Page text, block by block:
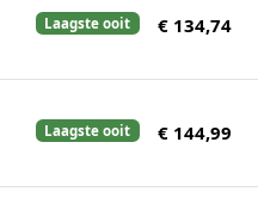
Laagste ooit € 134,74
Laagste ooit € 144,99